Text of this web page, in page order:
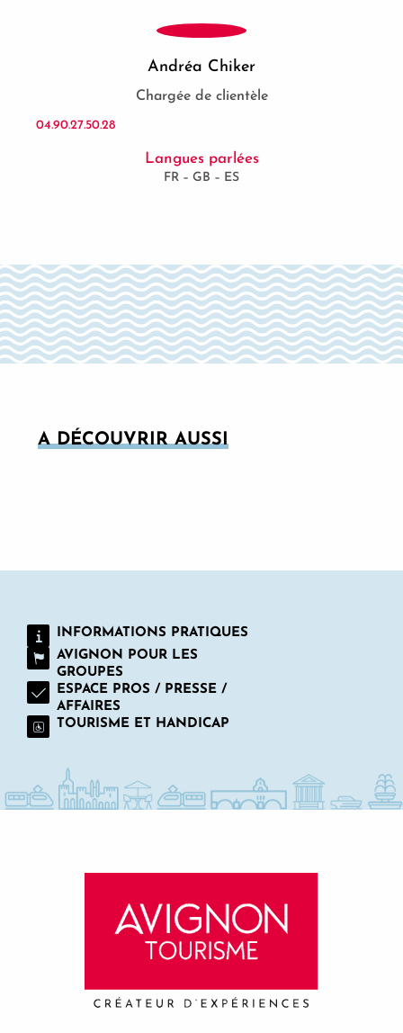
Andréa Chiker
Chargée de clientèle
04.90.27.50.28
Langues parlées
FR – GB – ES
A DÉCOUVRIR AUSSI
INFORMATIONS PRATIQUES
AVIGNON POUR LES
GROUPES
ESPACE PROS / PRESSE /
AFFAIRES
TOURISME ET HANDICAP